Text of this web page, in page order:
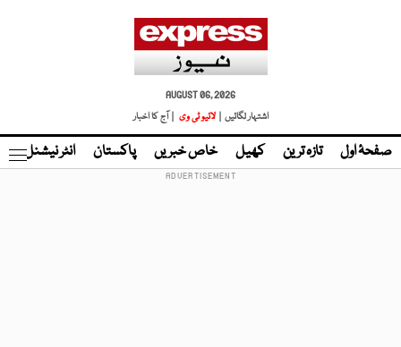
AUGUST 06, 2026
اشتہار لگائیں |
لائیو ٹی وی | آج کا اخبار
صفحۂ اول تازہ ترین کھیل خاص خبریں پاکستان انٹر نیشنل